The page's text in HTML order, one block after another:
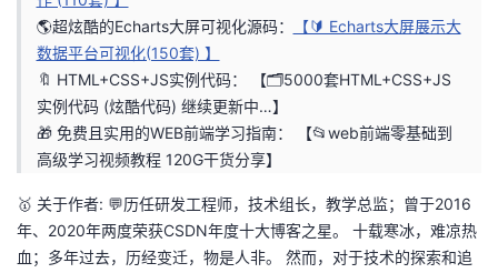
我
的
博
我
的
坛
我
圈
的
我
🌎超炫酷的Echarts大屏可视化源码：
【🔰 Echarts大屏展示大
数据平台可视化(150套) 】
🔖 HTML+CSS+JS实例代码：
【🗂️5000套HTML+CSS+JS
实例代码 (炫酷代码) 继续更新中…】
🎁 免费且实用的WEB前端学习指南：
【📂web前端零基础到
高级学习视频教程 120G干货分享】
🥇 关于作者: 💬历任研发工程师，技术组长，教学总监；曾于2016
年、2020年两度荣获CSDN年度十大博客之星。 十载寒冰，难凉热
血；多年过去，历经变迁，物是人非。 然而，对于技术的探索和追